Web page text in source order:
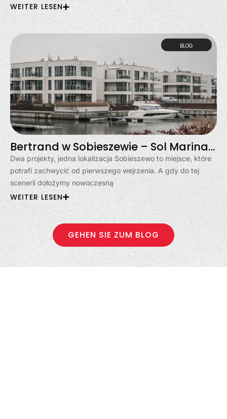
WEITER LESEN
BLOG
Bertrand w Sobieszewie – Sol Marina i Klimatyczna
Dwa projekty, jedna lokalizacja Sobieszewo to miejsce, które
potrafi zachwycić od pierwszego wejrzenia. A gdy do tej
scenerii dołożymy nowoczesną
WEITER LESEN
GEHEN SIE ZUM BLOG